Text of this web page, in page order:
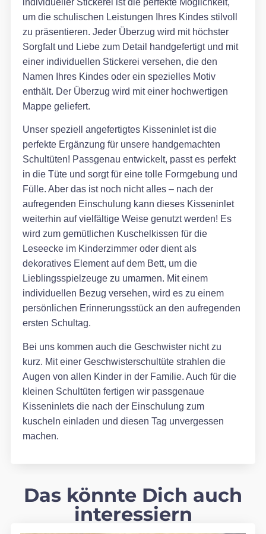
individueller Stickerei ist die perfekte Möglichkeit,
um die schulischen Leistungen Ihres Kindes stilvoll
zu präsentieren. Jeder Überzug wird mit höchster
Sorgfalt und Liebe zum Detail handgefertigt und mit
einer individuellen Stickerei versehen, die den
Namen Ihres Kindes oder ein spezielles Motiv
enthält. Der Überzug wird mit einer hochwertigen
Mappe geliefert.
Unser speziell angefertigtes Kisseninlet ist die
perfekte Ergänzung für unsere handgemachten
Schultüten! Passgenau entwickelt, passt es perfekt
in die Tüte und sorgt für eine tolle Formgebung und
Fülle. Aber das ist noch nicht alles – nach der
aufregenden Einschulung kann dieses Kisseninlet
weiterhin auf vielfältige Weise genutzt werden! Es
wird zum gemütlichen Kuschelkissen für die
Leseecke im Kinderzimmer oder dient als
dekoratives Element auf dem Bett, um die
Lieblingsspielzeuge zu umarmen. Mit einem
individuellen Bezug versehen, wird es zu einem
persönlichen Erinnerungsstück an den aufregenden
ersten Schultag.
Bei uns kommen auch die Geschwister nicht zu
kurz. Mit einer Geschwisterschultüte strahlen die
Augen von allen Kinder in der Familie. Auch für die
kleinen Schultüten fertigen wir passgenaue
Kisseninlets die nach der Einschulung zum
kuscheln einladen und diesen Tag unvergessen
machen.
Das könnte Dich auch
interessiern